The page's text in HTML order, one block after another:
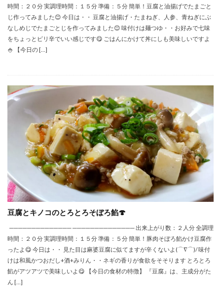
時間：２０分 実調理時間：１５分 準備：５分 簡単！豆腐と油揚げでたまごと
じ作ってみました😊 今日は・・ 豆腐と油揚げ・たまねぎ、人参、青ねぎにぶ
なしめじでたまごとじを作ってみました😊 味付けは麺つゆ・・お好みで七味
をちょっとピリ辛でいい感じです😋 ごはんにかけて丼にしも美味しいですよ
🍚 【今日の […]
豆腐とキノコのとろとろそぼろ餡🍄
────────────── ────────────── 出来上がり数：２人分 全調理
時間：２０分 実調理時間：１５分 準備：５分 簡単！豚肉そぼろ餡かけ豆腐作
ったよ😋 今日は・・ 見た目は麻婆豆腐に似てますが辛くないよ(⌒∇⌒)/ 味付
けは和風かつおだし+酒+みりん・・ネギの香りが食欲をそそります とろとろ
餡がアツアツで美味しいよ😋 【今日の食材の特徴】 『豆腐』は、主成分がた
ん […]